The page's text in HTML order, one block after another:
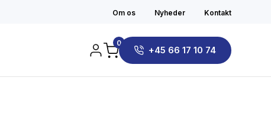
Om os Nyheder Kontakt
0
+45 66 17 10 74